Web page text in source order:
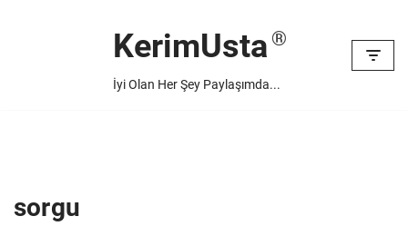
KerimUsta
İyi Olan Her Şey Paylaşımda...
sorgu